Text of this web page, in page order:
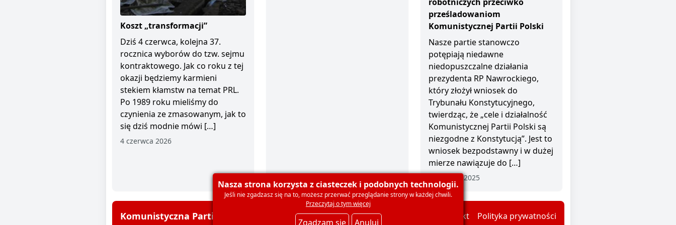
Koszt „transformacji”
Dziś 4 czerwca, kolejna 37.
rocznica wyborów do tzw. sejmu
kontraktowego. Jak co roku z tej
okazji będziemy karmieni
stekiem kłamstw na temat PRL.
Po 1989 roku mieliśmy do
czynienia ze zmasowanym, jak to
się dziś modnie mówi […]
4 czerwca 2026
prześladowaniom
Komunistycznej Partii Polski
Nasze partie stanowczo
potępiają niedawne
niedopuszczalne działania
prezydenta RP Nawrockiego,
który złożył wniosek do
Trybunału Konstytucyjnego,
twierdząc, że „cele i działalność
Komunistycznej Partii Polski są
niezgodne z Konstytucją”. Jest to
wniosek bezpodstawny i w dużej
mierze nawiązuje do […]
1 grudnia 2025
Komunistyczna Partia Polski Dla mediów Deklaracja członkowska Kontakt Polityka prywatności
Nasza strona korzysta z ciasteczek i podobnych technologii.
Jeśli nie zgadzasz się na to, możesz przerwać przeglądanie strony w każdej chwili.
Przeczytaj o tym więcej
Zgadzam się Anuluj